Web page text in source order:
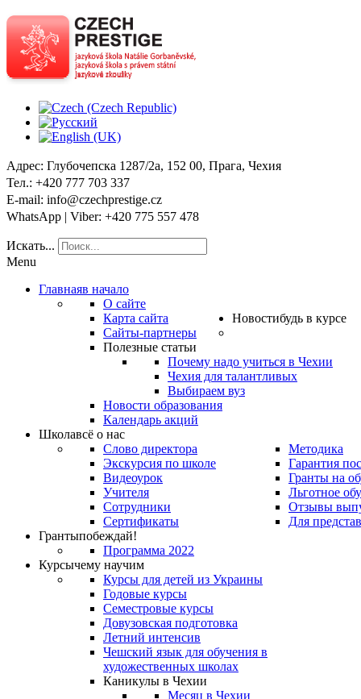
Адрес: Глубочепска 1287/2a, 152 00, Прага, Чехия
Тел.: +420 777 703 337
E-mail: info@czechprestige.cz
WhatsApp | Viber: +420 775 557 478
Искать...
Menu
Главнаяв начало
О сайте
Карта сайта
Сайты-партнеры
Новостибудь в курсе
Полезные статьи
Почему надо учиться в Чехии
Чехия для талантливых
Выбираем вуз
Новости образования
Календарь акций
Школавсё о нас
Слово директора
Экскурсия по школе
Видеоурок
Учителя
Сотрудники
Сертификаты
Методика
Гарантия
Гранты на
Льготное
Отзывы
Для
Грантыпобеждай!
Программа 2022
Курсычему научим
Курсы для детей из Украины
Годовые курсы
Семестровые курсы
Довузовская подготовка
Летний интенсив
Чешский язык для обучения в
художественных школах
Каникулы в Чехии
Месяц в Чехии